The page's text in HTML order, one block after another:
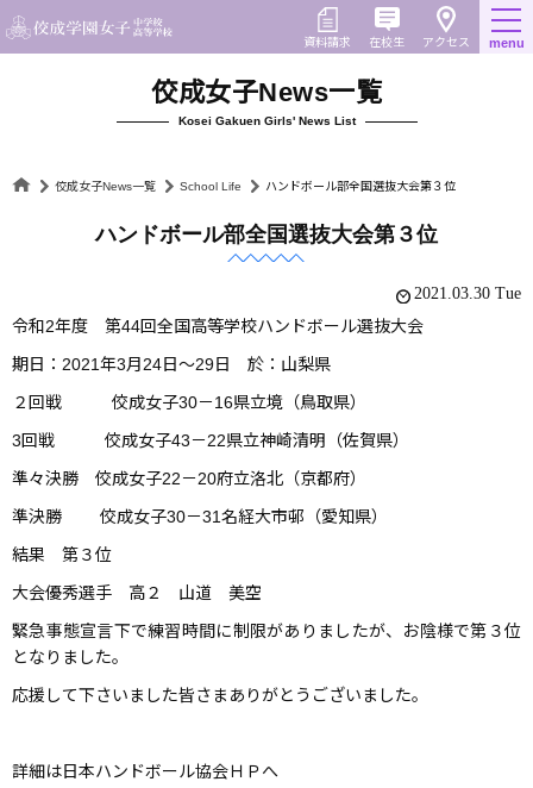
to
content
アクセス
在校生
資料請求 menu
佼成女子News一覧
Kosei Gakuen Girls' News List
佼成女子News一覧 School Life ハンドボール部全国選抜大会第３位
ハンドボール部全国選抜大会第３位
2021.03.30 Tue
令和2年度 第44回全国高等学校ハンドボール選抜大会
期日：2021年3月24日～29日 於：山梨県
２回戦 佼成女子30－16県立境（鳥取県）
3回戦 佼成女子43－22県立神崎清明（佐賀県）
準々決勝 佼成女子22－20府立洛北（京都府）
準決勝 佼成女子30－31名経大市邨（愛知県）
結果 第３位
大会優秀選手 高２ 山道 美空
緊急事態宣言下で練習時間に制限がありましたが、お陰様で第３位
となりました。
応援して下さいました皆さまありがとうございました。
詳細は日本ハンドボール協会ＨＰへ